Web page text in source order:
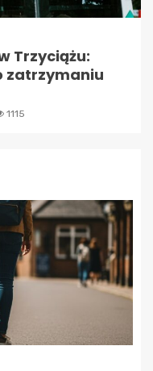
Trzyciążu:
zatrzymaniu
1115